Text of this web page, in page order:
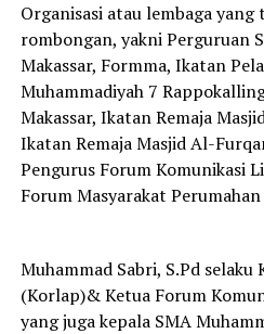
Organisasi atau lembaga
rombongan, yakni Perguruan
Makassar, Formma, Ikatan
Muhammadiyah 7
Makassar, Ikatan Remaja
Ikatan Remaja Masjid Al-
Pengurus Forum Komunikasi
Forum Masyarakat
Muhammad Sabri, S.Pd
(Korlap)& Ketua Forum
yang juga kepala SMA